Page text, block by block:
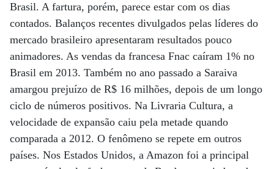
Brasil. A fartura, porém, parece estar com os dias
contados. Balanços recentes divulgados pelas líderes do
mercado brasileiro apresentaram resultados pouco
animadores. As vendas da francesa Fnac caíram 1% no
Brasil em 2013. Também no ano passado a Saraiva
amargou prejuízo de R$ 16 milhões, depois de um longo
ciclo de números positivos. Na Livraria Cultura, a
velocidade de expansão caiu pela metade quando
comparada a 2012. O fenômeno se repete em outros
países. Nos Estados Unidos, a Amazon foi a principal